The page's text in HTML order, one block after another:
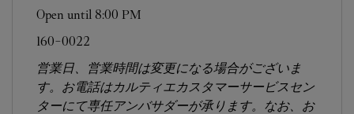
Open until 8:00 PM
160-0022
営業日、営業時間は変更になる場合がございま
す。お電話はカルティエカスタマーサービスセン
ターにて専任アンバサダーが承ります。なお、お